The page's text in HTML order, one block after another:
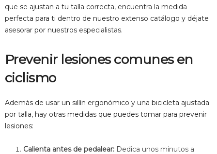
que se ajustan a tu talla correcta, encuentra la medida
perfecta para ti dentro de nuestro extenso catálogo y déjate
asesorar por nuestros especialistas.
Prevenir lesiones comunes en
ciclismo
Además de usar un sillín ergonómico y una bicicleta ajustada
por talla, hay otras medidas que puedes tomar para prevenir
lesiones:
Calienta antes de pedalear: Dedica unos minutos a